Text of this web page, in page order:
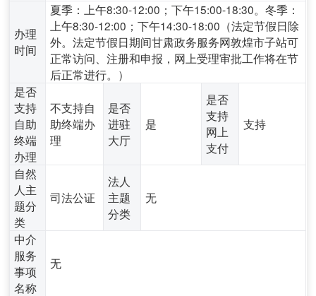
办理
时间
夏季：上午8:30-12:00；下午15:00-18:30。冬季：
上午8:30-12:00；下午14:30-18:00（法定节假日除
外。法定节假日期间甘肃政务服务网敦煌市子站可
正常访问、注册和申报，网上受理审批工作将在节
后正常进行。）
是否
支持
自助
终端
办理
不支持自
助终端办
理
是否
进驻
大厅
是
是否
支持
网上
支付
支持
自然
人主
题分
类
司法公证
法人
主题
分类
无
中介
服务
事项
名称
无